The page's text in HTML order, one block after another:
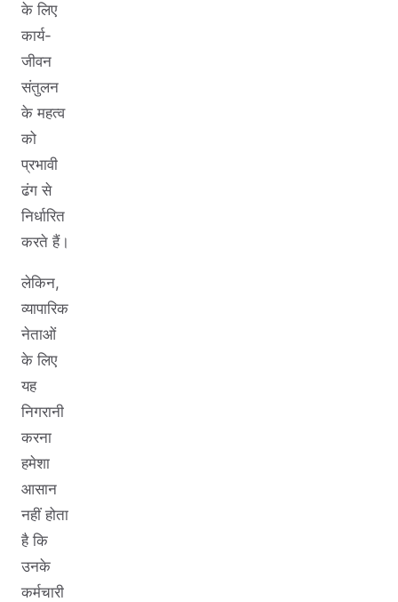
के लिए
कार्य-
जीवन
संतुलन
के महत्व
को
प्रभावी
ढंग से
निर्धारित
करते हैं।
लेकिन,
व्यापारिक
नेताओं
के लिए
यह
निगरानी
करना
हमेशा
आसान
नहीं होता
है कि
उनके
कर्मचारी